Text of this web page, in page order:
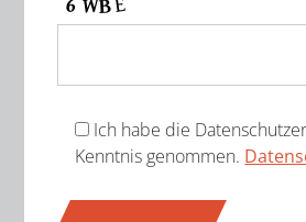
Ich habe die
Kenntnis genommen.